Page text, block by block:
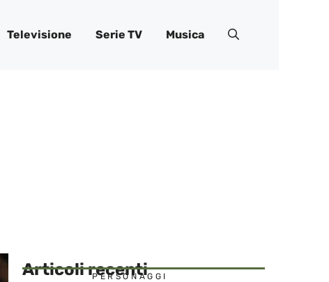
Televisione Serie TV Musica
Articoli recenti
PERSONAGGI